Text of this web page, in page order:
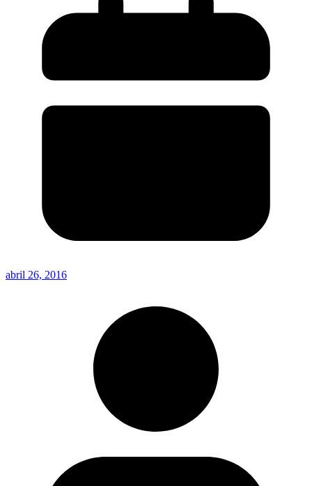
abril 26, 2016